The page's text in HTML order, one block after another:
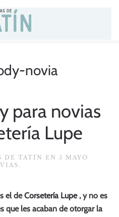
novia
para novias
Lupe
DE TATÍN EN 5 MAYO
.
el deCorsetería Lupe, y no es
que les acaban de otorgar la